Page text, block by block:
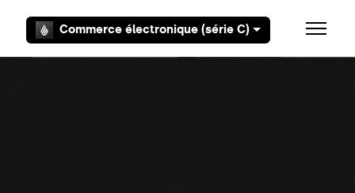
Commerce électronique (série C) Ouvrir/